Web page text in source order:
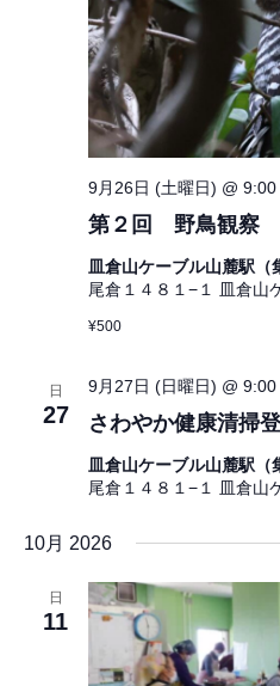
第２回 野鳥観察
9月26日 (土曜日) @ 9:00
皿倉山ケーブル山麓駅（
尾倉１４８１−１ 皿倉山
¥500
日
27 さわやか健康清掃
9月27日 (日曜日) @ 9:00
皿倉山ケーブル山麓駅（
尾倉１４８１−１ 皿倉山
10月 2026
日
11